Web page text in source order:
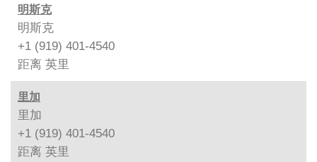
明斯克
明斯克
+1 (919) 401-4540
距离 英里
里加
里加
+1 (919) 401-4540
距离 英里